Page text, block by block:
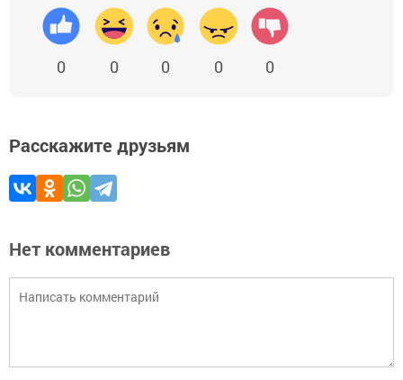
0 0 0 0 0
Расскажите друзьям
Нет комментариев